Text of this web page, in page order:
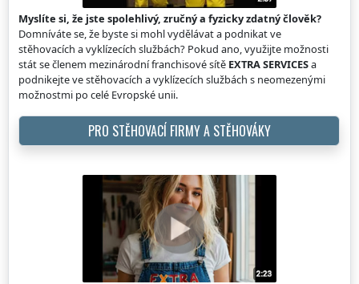
Myslíte si, že jste spolehlivý, zručný a fyzicky zdatný člověk?
Domníváte se, že byste si mohl vydělávat a podnikat ve
stěhovacích a vyklízecích službách? Pokud ano, využijte možnosti
stát se členem mezinárodní franchisové sítě EXTRA SERVICESa
podnikejte ve stěhovacích a vyklízecích službách s neomezenými
možnostmi po celé Evropské unii.
PRO STĚHOVACÍ FIRMY A STĚHOVÁKY